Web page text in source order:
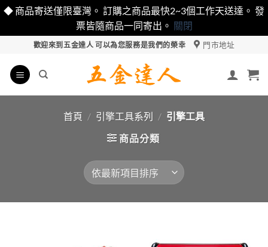
◆ 商品寄送僅限臺灣。 訂購之商品最快2~3個工作天送達。 發
票皆隨商品一同寄出。 關閉
content
歡迎來到五金達人 可以為您服務是我們的榮幸 門市地址
首頁 / 引擎工具系列 / 引擎工具
商品分類